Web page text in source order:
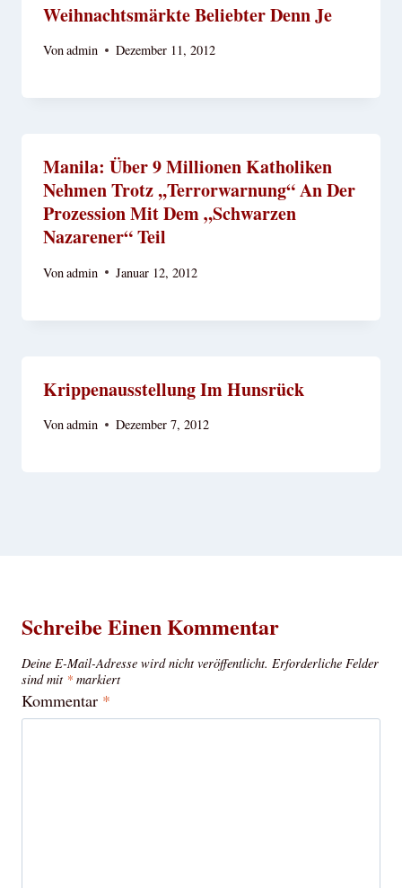
Weihnachtsmärkte Beliebter Denn Je
Vonadmin Dezember 11, 2012
Manila: Über 9 Millionen Katholiken
Nehmen Trotz ,,Terrorwarnung“ An Der
Prozession Mit Dem „Schwarzen
Nazarener“ Teil
Vonadmin Januar 12, 2012
Krippenausstellung Im Hunsrück
Vonadmin Dezember 7, 2012
Schreibe Einen Kommentar
Deine E-Mail-Adresse wird nicht veröffentlicht. Erforderliche Felder
sind mit * markiert
Kommentar *